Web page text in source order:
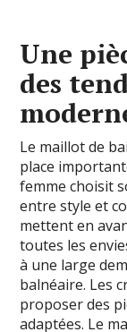
Une
des
Le maillot de
place
femme choisit
entre style et
mettent en
toutes les
à une large
balnéaire. Les
proposer des
adaptées. Le